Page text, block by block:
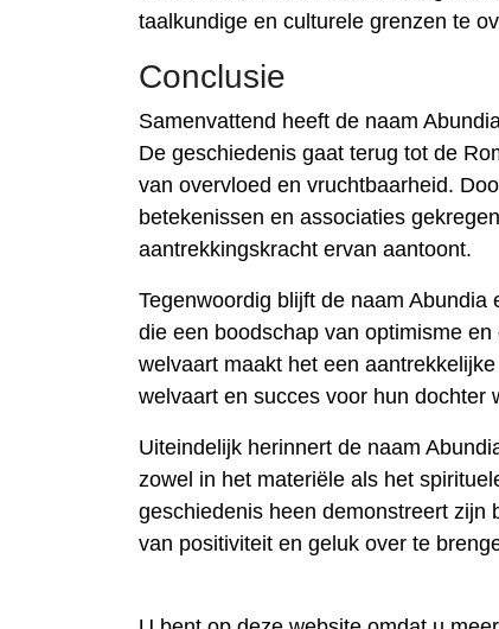
taalkundige en culturele grenzen te
Conclusie
Samenvattend heeft de naam
De geschiedenis gaat terug tot de
van overvloed en vruchtbaarheid.
betekenissen en associaties
aantrekkingskracht ervan aantoont.
Tegenwoordig blijft de naam
die een boodschap van optimisme
welvaart maakt het een
welvaart en succes voor hun dochter
Uiteindelijk herinnert de naam
zowel in het materiële als het
geschiedenis heen demonstreert zijn
van positiviteit en geluk over te